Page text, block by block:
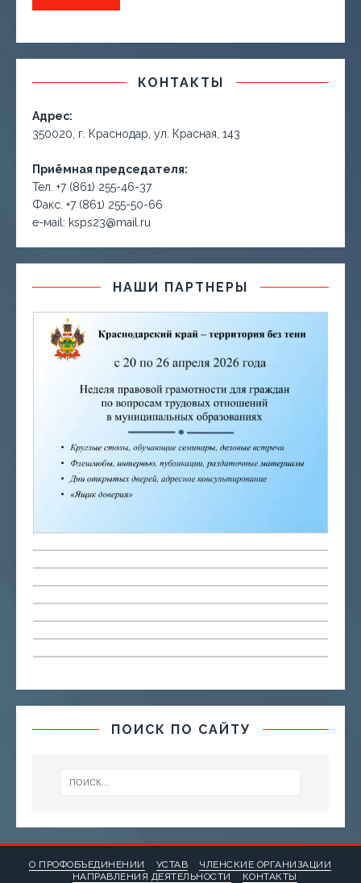
КОНТАКТЫ
Адрес:
350020, г. Краснодар, ул. Красная, 143
Приёмная председателя:
Тел. +7 (861) 255-46-37
Факс. +7 (861) 255-50-66
е-маil: ksps23@mail.ru
НАШИ ПАРТНЕРЫ
ПОИСК ПО САЙТУ
О ПРОФОБЪЕДИНЕНИИ УСТАВ
ЧЛЕНСКИЕ ОРГАНИЗАЦИИ
НАПРАВЛЕНИЯ ДЕЯТЕЛЬНОСТИ
КОНТАКТЫ